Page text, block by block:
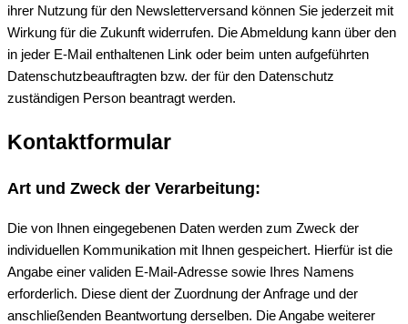
ihrer Nutzung für den Newsletterversand können Sie jederzeit mit
Wirkung für die Zukunft widerrufen. Die Abmeldung kann über den
in jeder E-Mail enthaltenen Link oder beim unten aufgeführten
Datenschutzbeauftragten bzw. der für den Datenschutz
zuständigen Person beantragt werden.
Kontaktformular
Art und Zweck der Verarbeitung:
Die von Ihnen eingegebenen Daten werden zum Zweck der
individuellen Kommunikation mit Ihnen gespeichert. Hierfür ist die
Angabe einer validen E-Mail-Adresse sowie Ihres Namens
erforderlich. Diese dient der Zuordnung der Anfrage und der
anschließenden Beantwortung derselben. Die Angabe weiterer